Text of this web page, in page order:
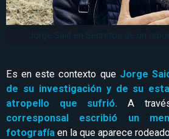
Jorge Said en Secretos de un
Es en este contexto que Jorge
de su investigación y de su
atropello que sufrió.A
corresponsal escribió un
fotografía en la que aparece